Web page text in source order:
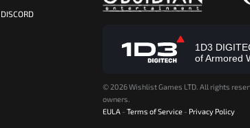
DISCORD
1D3
of Armored
© 2026 Wishlist Games LTD. All rights
owners.
EULA - Terms of Service - Privacy Policy